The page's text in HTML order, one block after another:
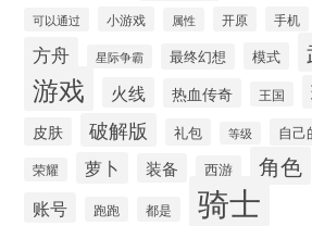
可以通过 小游戏 属性 开原 手机
方舟 星际争霸 最终幻想 模式
游戏 火线 热血传奇 王国
皮肤 破解版 礼包 等级 自己
荣耀 萝卜 装备 西游 角色
账号 跑跑 都是 骑士